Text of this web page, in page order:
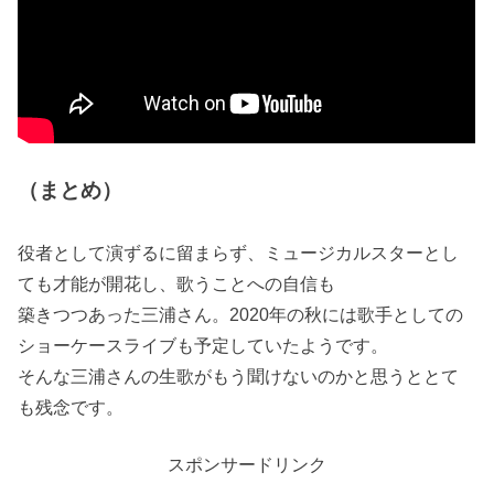
（まとめ）
役者として演ずるに留まらず、ミュージカルスターとし
ても才能が開花し、歌うことへの自信も
築きつつあった三浦さん。2020年の秋には歌手としての
ショーケースライブも予定していたようです。
そんな三浦さんの生歌がもう聞けないのかと思うととて
も残念です。
スポンサードリンク